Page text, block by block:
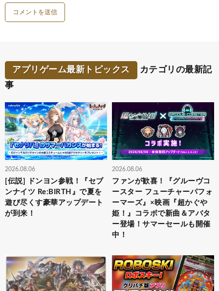
アプリゲーム最新トピックス
カテゴリの最新記
事
2026.08.06
[伝説] ドンヨン参戦！『セブ
ンナイツ Re:BIRTH』で夏を
遊び尽くす豪華アップデート
が到来！
2026.08.06
ファンが歓喜！『グルーヴコ
ースター フューチャーパフォ
ーマーズ』×映画『超かぐや
姫！』コラボで新曲＆アバタ
ー登場！サマーセールも開催
中！